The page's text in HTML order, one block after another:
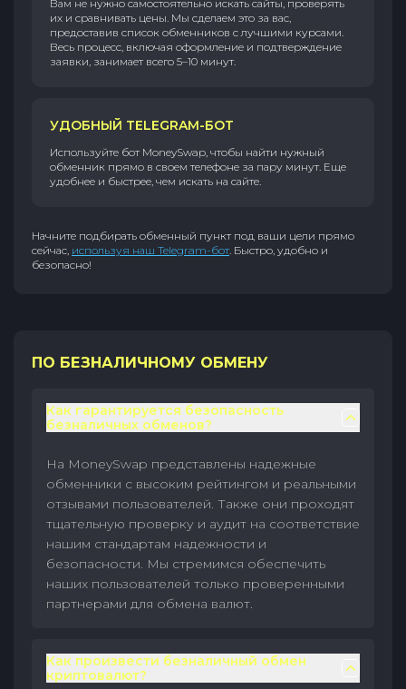
Вам не нужно самостоятельно искать сайты, проверять
их и сравнивать цены. Мы сделаем это за вас,
предоставив список обменников с лучшими курсами.
Весь процесс, включая оформление и подтверждение
заявки, занимает всего 5–10 минут.
УДОБНЫЙ TELEGRAM-БОТ
Используйте бот MoneySwap, чтобы найти нужный
обменник прямо в своем телефоне за пару минут. Еще
удобнее и быстрее, чем искать на сайте.
Начните подбирать обменный пункт под ваши цели прямо
сейчас, используя наш Telegram-бот. Быстро, удобно и
безопасно!
ПО БЕЗНАЛИЧНОМУ ОБМЕНУ
Как гарантируется безопасность
безналичных обменов?
На MoneySwap представлены надежные
обменники с высоким рейтингом и реальными
отзывами пользователей. Также они проходят
тщательную проверку и аудит на соответствие
нашим стандартам надежности и
безопасности. Мы стремимся обеспечить
наших пользователей только проверенными
партнерами для обмена валют.
Как произвести безналичный обмен
криптовалют?